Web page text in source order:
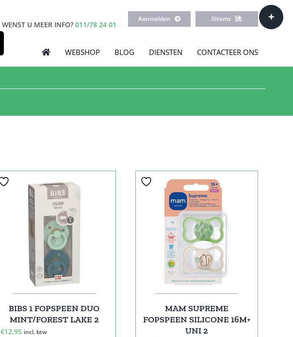
WENST U MEER INFO? 011/78 24 01
Aanmelden 0Items
WEBSHOP BLOG DIENSTEN CONTACTEER ONS
BIBS 1 FOPSPEEN DUO
MINT/FOREST LAKE 2
€12,95 incl. btw
MAM SUPREME
FOPSPEEN SILICONE 16M+
UNI 2
Toggle
Sliding